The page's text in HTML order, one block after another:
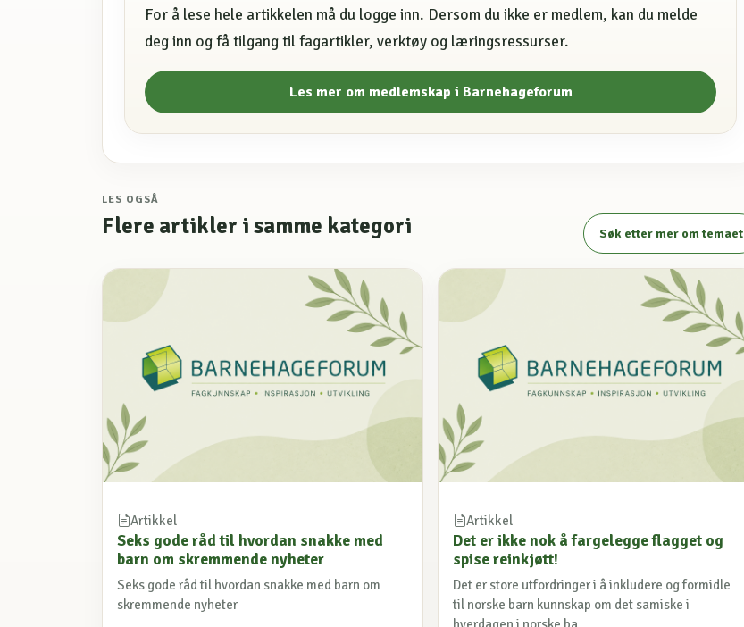
For å lese hele artikkelen må du logge inn. Dersom du ikke er medlem, kan du melde
deg inn og få tilgang til fagartikler, verktøy og læringsressurser.
Les mer om medlemskap i Barnehageforum
LES OGSÅ
Flere artikler i samme kategori Søk etter mer om temaet
Artikkel
Seks gode råd til hvordan snakke med
barn om skremmende nyheter
Seks gode råd til hvordan snakke med barn om
skremmende nyheter
Artikkel
Det er ikke nok å fargelegge flagget og
spise reinkjøtt!
Det er store utfordringer i å inkludere og formidle
til norske barn kunnskap om det samiske i